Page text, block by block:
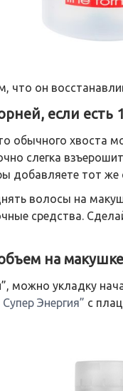
что он
если есть
обычного хвоста
слегка
добавляете тот же
волосы на
средства.
на
можно укладку
Энергия” с